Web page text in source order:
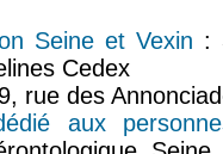
Seine et Vexin :
Cedex
rue des
aux